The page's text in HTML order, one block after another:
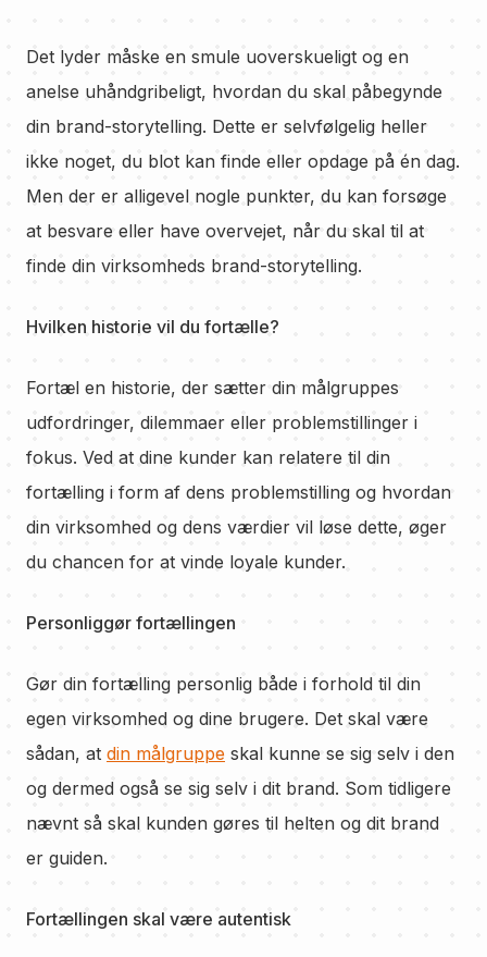
Det lyder måske en smule uoverskueligt og en
anelse uhåndgribeligt, hvordan du skal påbegynde
din brand-storytelling. Dette er selvfølgelig heller
ikke noget, du blot kan finde eller opdage på én dag.
Men der er alligevel nogle punkter, du kan forsøge
at besvare eller have overvejet, når du skal til at
finde din virksomheds brand-storytelling.
Hvilken historie vil du fortælle?
Fortæl en historie, der sætter din målgruppes
udfordringer, dilemmaer eller problemstillinger i
fokus. Ved at dine kunder kan relatere til din
fortælling i form af dens problemstilling og hvordan
din virksomhed og dens værdier vil løse dette, øger
du chancen for at vinde loyale kunder.
Personliggør fortællingen
Gør din fortælling personlig både i forhold til din
egen virksomhed og dine brugere. Det skal være
sådan, at din målgruppe skal kunne se sig selv i den
og dermed også se sig selv i dit brand. Som tidligere
nævnt så skal kunden gøres til helten og dit brand
er guiden.
Fortællingen skal være autentisk